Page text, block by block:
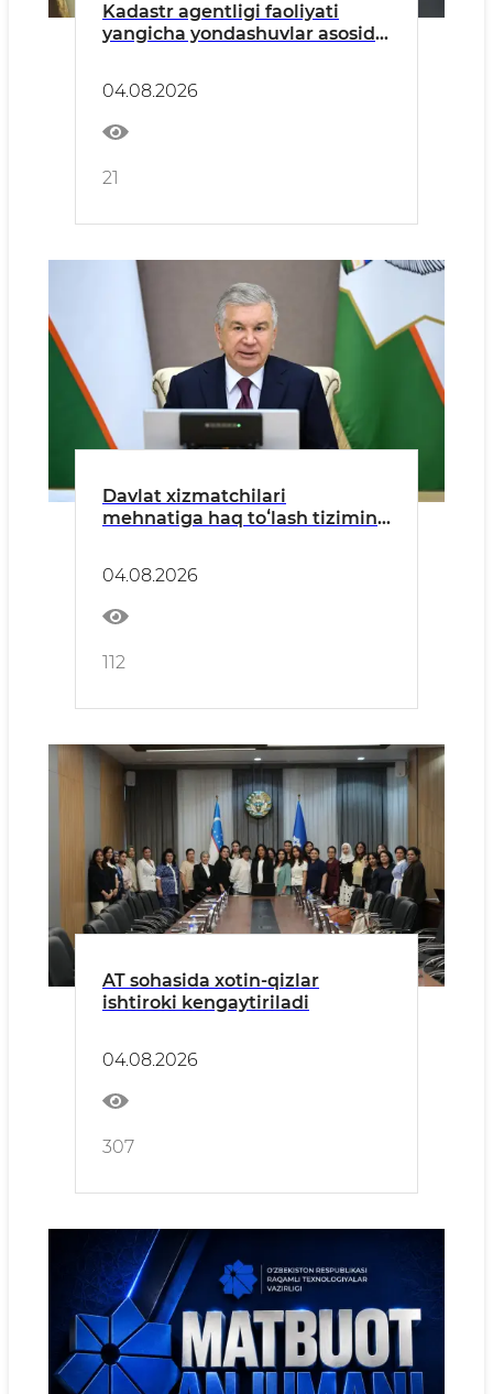
Kadastr agentligi faoliyati
yangicha yondashuvlar asosida
04.08.2026
21
Davlat xizmatchilari
mehnatiga haq toʻlash tizimini
04.08.2026
112
AT sohasida xotin-qizlar
ishtiroki kengaytiriladi
04.08.2026
307